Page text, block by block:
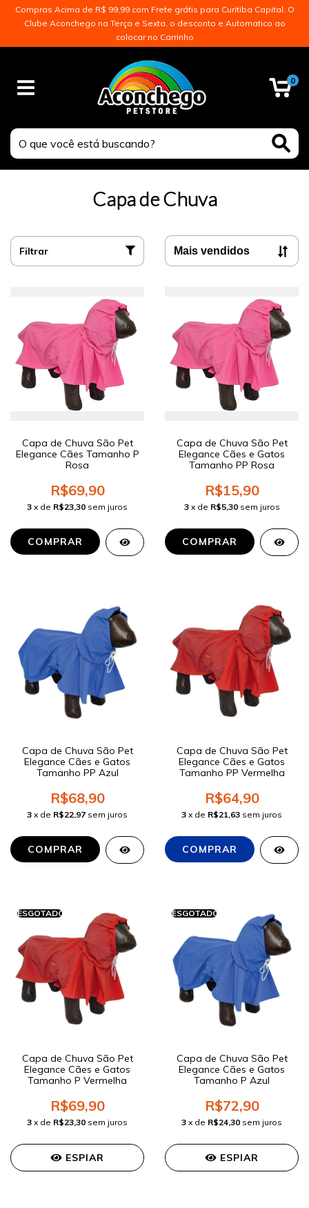
Compras Acima de R$ 99,99 com Frete grátis para Curitiba Capital. O
Clube Aconchego na Terça e Sexta, o desconto e Automatico ao
colocar no Carrinho
0
Capa de Chuva
Filtrar
Capa de Chuva São Pet
Elegance Cães Tamanho P
Rosa
R$69,90
3 x de R$23,30 sem juros
COMPRAR
Capa de Chuva São Pet
Elegance Cães e Gatos
Tamanho PP Rosa
R$15,90
3 x de R$5,30 sem juros
COMPRAR
Capa de Chuva São Pet
Elegance Cães e Gatos
Tamanho PP Azul
R$68,90
3 x de R$22,97 sem juros
COMPRAR
Capa de Chuva São Pet
Elegance Cães e Gatos
Tamanho PP Vermelha
R$64,90
3 x de R$21,63 sem juros
ESGOTADO
Capa de Chuva São Pet
Elegance Cães e Gatos
Tamanho P Vermelha
R$69,90
3 x de R$23,30 sem juros
ESPIAR
ESGOTADO
Capa de Chuva São Pet
Elegance Cães e Gatos
Tamanho P Azul
R$72,90
3 x de R$24,30 sem juros
ESPIAR